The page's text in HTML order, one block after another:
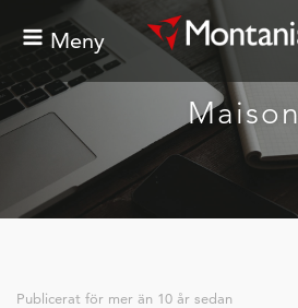
Meny
Maison
Publicerat för mer än 10 år sedan